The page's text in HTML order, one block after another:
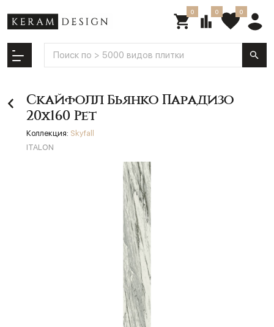
0 0 0
Скайфолл Бьянко Парадизо
20х160 Рет
Коллекция: Skyfall
ITALON